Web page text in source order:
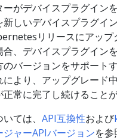
ーがデバイスプラグイン
新しいデバイスプラグイ
リリースにアップ
合、デバイスプラグイン
のバージョンをサポート
により、アップグレード
正常に完了し続けること
ては、 API互換性および
ジャーAPIバージョンを参